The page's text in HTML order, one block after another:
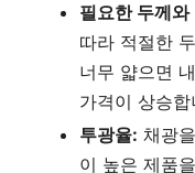
필요한 두께와
따라 적절한
너무 얇으면
가격이 상승합
투광율: 채광
이 높은 제품